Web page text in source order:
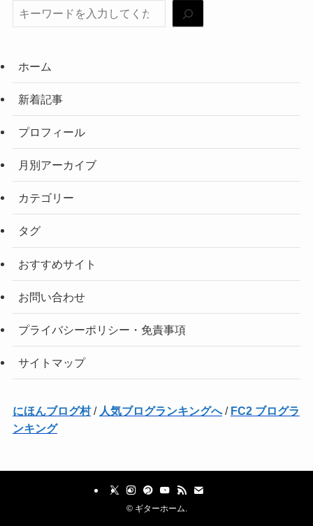
ホーム
新着記事
プロフィール
月別アーカイブ
カテゴリー
タグ
おすすめサイト
お問い合わせ
プライバシーポリシー・免責事項
サイトマップ
にほんブログ村/ 人気ブログランキングへ/ FC2 ブログラ
ンキング
©ギターホーム.